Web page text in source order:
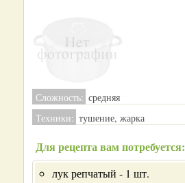
Сложность: средняя
Техники: тушение, жарка
Для рецепта вам потребуется:
лук репчатый - 1 шт.